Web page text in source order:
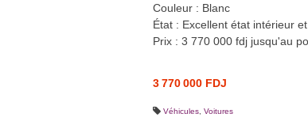
Couleur : Blanc
État : Excellent état intérieur
Prix : 3 770 000 fdj jusqu'au
3 770 000 FDJ
Véhicules Voitures